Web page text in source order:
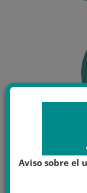
Aviso sobre el